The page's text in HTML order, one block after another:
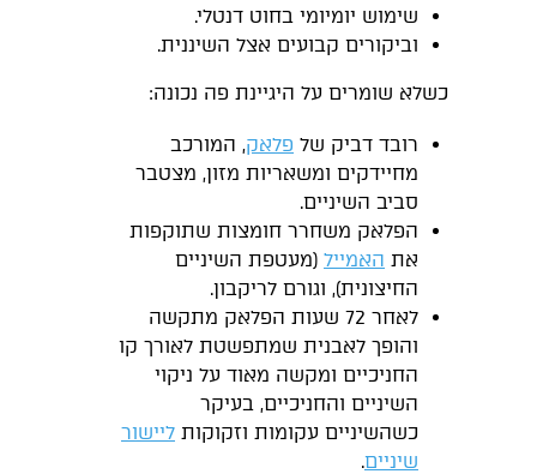
שימוש יומיומי בחוט דנטלי.
וביקורים קבועים אצל השיננית.
כשלא שומרים על היגיינת פה נכונה:
רובד דביק של פלאק, המורכב
מחיידקים ומשאריות מזון, מצטבר
סביב השיניים.
הפלאק משחרר חומצות שתוקפות
את האמייל (מעטפת השיניים
החיצונית), וגורם לריקבון.
לאחר 72 שעות הפלאק מתקשה
והופך לאבנית שמתפשטת לאורך קו
החניכיים ומקשה מאוד על ניקוי
השיניים והחניכיים, בעיקר
כשהשיניים עקומות וזקוקות ליישור
שיניים.